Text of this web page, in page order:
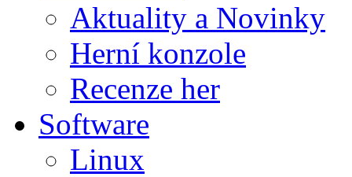
Aktuality a Novinky
Herní konzole
Recenze her
Software
Linux